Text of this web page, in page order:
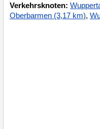
Verkehrsknoten:
Oberbarmen (3,17 km),